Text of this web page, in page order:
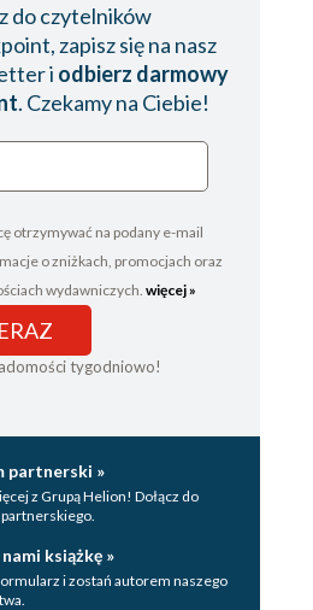
do czytelników
zapisz się na nasz
i odbierz darmowy
. Czekamy na Ciebie!
otrzymywać na podany e-mail
o zniżkach, promocjach oraz
wydawniczych. więcej »
tygodniowo!
partnerski »
z Grupą Helion! Dołącz do
książkę »
i zostań autorem naszego